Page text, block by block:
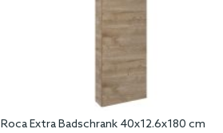
Roca Extra Badschrank 40x12.6x180 cm